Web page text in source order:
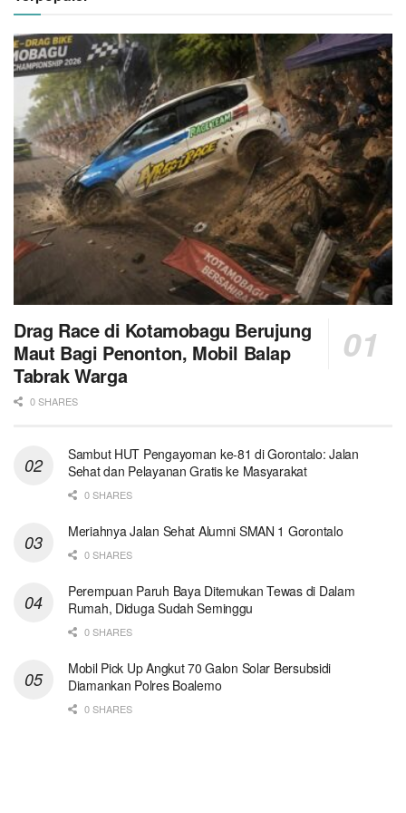
Drag Race di Kotamobagu Berujung
Maut Bagi Penonton, Mobil Balap
Tabrak Warga
0 SHARES
Sambut HUT Pengayoman ke-81 di Gorontalo: Jalan
Sehat dan Pelayanan Gratis ke Masyarakat
0 SHARES
Meriahnya Jalan Sehat Alumni SMAN 1 Gorontalo
0 SHARES
Perempuan Paruh Baya Ditemukan Tewas di Dalam
Rumah, Diduga Sudah Seminggu
0 SHARES
Mobil Pick Up Angkut 70 Galon Solar Bersubsidi
Diamankan Polres Boalemo
0 SHARES